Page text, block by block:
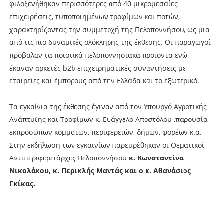
φιλοξενήθηκαν περισσότερες από 40 μικρομεσαίες
επιχειρήσεις, τυποποιημένων τροφίμων και ποτών,
χαρακτηρίζοντας την συμμετοχή της Πελοποννήσου, ως μια
από τις πιο δυναμικές ολόκληρης της έκθεσης. Οι παραγωγοί
πρόβαλαν τα ποιοτικά πελοποννησιακά προϊόντα ενώ
έκαναν αρκετές b2b επιχειρηματικές συναντήσεις με
εταιρείες και έμπορους από την Ελλάδα και το εξωτερικό.
Τα εγκαίνια της έκθεσης έγιναν από τον Υπουργό Αγροτικής
Ανάπτυξης και Τροφίμων κ. Ευάγγελο Αποστόλου ,παρουσία
εκπροσώπων κομμάτων, περιφερειών, δήμων, φορέων κ.α.
Στην εκδήλωση των εγκαινίων παρευρέθηκαν οι Θεματικοί
Αντιπεριφερειάρχες Πελοποννήσου κ. Κωνσταντίνα
Νικολάκου, κ. Περικλής Μαντάς και ο κ. Αθανάσιος
Γκίκας.